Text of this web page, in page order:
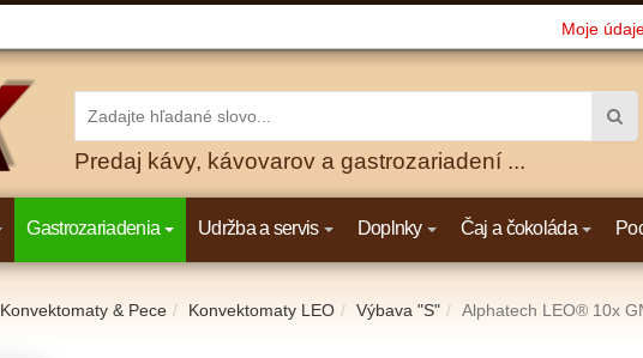
Moje
Predaj kávy, kávovarov a gastrozariadení ...
Gastrozariadenia Udržba a servis Doplnky Čaj a čokoláda
Konvektomaty & Pece Konvektomaty LEO Výbava "S" Alphatech LEO® 10x